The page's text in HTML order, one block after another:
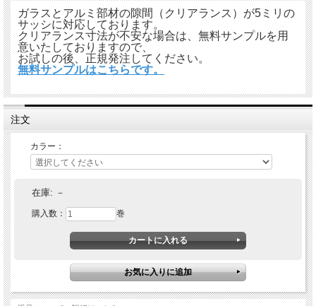
カラーはグレー、ブラック、ホワイトの3色がございま
す。
ガラスとアルミ部材の隙間（クリアランス）が5ミリの
サッシに対応しております。
クリアランス寸法が不安な場合は、無料サンプルを用
意いたしておりますので、
お試しの後、正規発注してください。
無料サンプルはこちらです。
注文
カラー：
在庫: －
購入数： 巻